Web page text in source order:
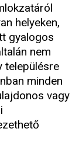
helyeken,
gyalogos
nem
településre
minden
vagy